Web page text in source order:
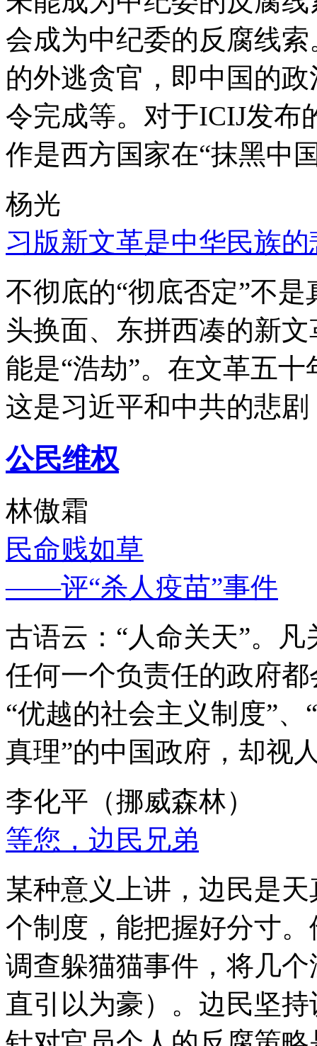
会成为中纪委的反腐线
的外逃贪官，即中国的
令完成等。对于ICIJ发布
作是西方国家在“抹黑中
杨光
习版新文革是中华民族的
不彻底的“彻底否定”不
头换面、东拼西凑的新
能是“浩劫”。在文革五
这是习近平和中共的悲
公民维权
林傲霜
民命贱如草
——评“杀人疫苗”事件
古语云：“人命关天”。
任何一个负责任的政府
“优越的社会主义制度”
真理”的中国政府，却视
李化平（挪威森林）
等您，边民兄弟
某种意义上讲，边民是
个制度，能把握好分寸
调查躲猫猫事件，将几
直引以为豪）。边民坚